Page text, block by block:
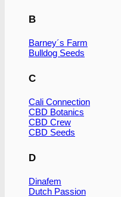
B
Barney´s Farm
Bulldog Seeds
C
Cali Connection
CBD Botanics
CBD Crew
CBD Seeds
D
Dinafem
Dutch Passion